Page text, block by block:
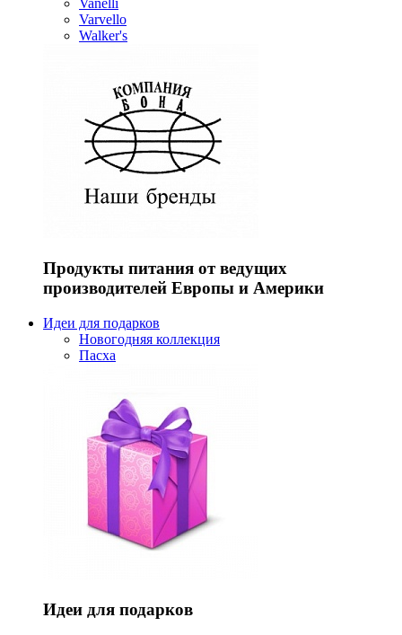
Vanelli
Varvello
Walker's
Продукты питания от ведущих
производителей Европы и Америки
Идеи для подарков
Новогодняя коллекция
Пасха
Идеи для подарков